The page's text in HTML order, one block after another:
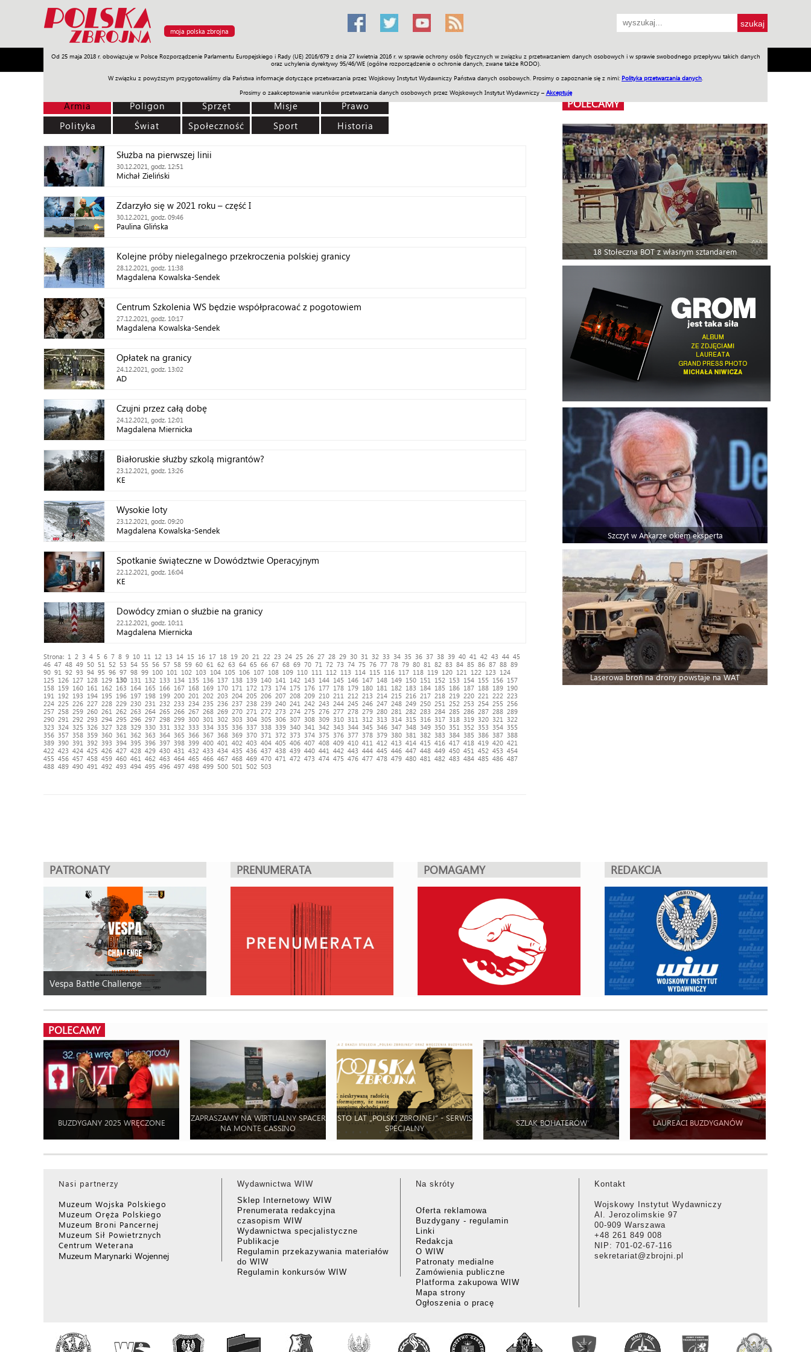
moja polska zbrojna
Od 25 maja 2018 r. obowiązuje w Polsce Rozporządzenie Parlamentu Europejskiego i Rady (UE) 2016/679 z dnia 27 kwietnia 2016 r. w sprawie ochrony osób fizycznych w związku z przetwarzaniem danych osobowych i w sprawie swobodnego przepływu takich danych
oraz uchylenia dyrektywy 95/46/WE (ogólne rozporządzenie o ochronie danych, zwane także RODO).
W związku z powyższym przygotowaliśmy dla Państwa informacje dotyczące przetwarzania przez Wojskowy Instytut Wydawniczy Państwa danych osobowych. Prosimy o zapoznanie się z nimi: Polityka przetwarzania danych
Prosimy o zaakceptowanie warunków przetwarzania danych osobowych przez Wojskowych Instytut Wydawniczy – Akceptuję
Armia Poligon Sprzęt Misje Polityka Prawo Świat Społeczność Sport Historia Galerie Wideo ENGLISH SKLEP Jednodniówki Praca w WIW
Armia Poligon Sprzęt Misje
Prawo
Polityka
Świat Społeczność Sport Historia
Służba na pierwszej linii
30.12.2021, godz. 12:51
Michał Zieliński
Zdarzyło się w 2021 roku – część I
30.12.2021, godz. 09:46
Paulina Glińska
Kolejne próby nielegalnego przekroczenia polskiej granicy
28.12.2021, godz. 11:38
Magdalena Kowalska-Sendek
Centrum Szkolenia WS będzie współpracować z pogotowiem
27.12.2021, godz. 10:17
Magdalena Kowalska-Sendek
Opłatek na granicy
24.12.2021, godz. 13:02
AD
Czujni przez całą dobę
24.12.2021, godz. 12:01
Magdalena Miernicka
Białoruskie służby szkolą migrantów?
23.12.2021, godz. 13:26
KE
Wysokie loty
23.12.2021, godz. 09:20
Magdalena Kowalska-Sendek
Spotkanie świąteczne w Dowództwie Operacyjnym
22.12.2021, godz. 16:04
KE
Dowódcy zmian o służbie na granicy
22.12.2021, godz. 10:11
Magdalena Miernicka
Strona: 1 2 3 4 5 6 7 8 9 10 11 12 13 14 15 16 17 18 19 20 21 22 23 24 25 26 27 28 29 30 31 32 33 34 35 36 37 38 39 40 41 42 43 44 45
46 47 48 49 50 51 52 53 54 55 56 57 58 59 60 61 62 63 64 65 66 67 68 69 70 71 72 73 74 75 76 77 78 79 80 81 82 83 84 85 86 87 88 89
90 91 92 93 94 95 96 97 98 99 100 101 102 103 104 105 106 107 108 109 110 111 112 113 114 115 116 117 118 119 120 121 122 123
124
125
126 127 128 129 130 131 132 133 134 135 136 137 138 139 140 141 142 143 144 145 146 147 148 149 150 151 152 153 154 155 156 157
158 159 160 161 162 163 164 165 166 167 168 169 170 171 172 173 174 175 176 177 178 179 180 181 182 183 184 185 186 187 188 189 190
191
192 193 194 195 196 197 198 199 200 201 202 203 204 205 206 207 208 209 210 211 212 213 214 215 216 217 218 219 220 221 222
223
224 225 226 227 228 229 230 231 232 233 234 235 236 237 238 239 240 241 242 243 244 245 246 247 248 249 250 251 252 253 254 255
256
257 258 259 260 261 262 263 264 265 266 267 268 269 270 271 272 273 274 275 276 277 278 279 280 281 282 283 284 285 286 287 288 289
290 291 292 293 294 295 296 297 298 299 300 301 302 303 304 305 306 307 308 309 310 311 312 313 314 315 316 317 318 319 320 321
322
323
324 325 326 327 328 329 330 331 332 333 334 335 336 337 338 339 340 341 342 343 344 345 346 347 348 349 350 351 352 353 354 355
356 357 358 359 360 361 362 363 364 365 366 367 368 369 370 371 372 373 374 375 376 377 378 379 380 381 382 383 384 385 386 387 388
389 390 391 392 393 394 395 396 397 398 399 400 401 402 403 404 405 406 407 408 409 410 411 412 413 414 415 416 417 418 419 420 421
422 423 424 425 426 427 428 429 430 431 432 433 434 435 436 437 438 439 440 441 442 443 444 445 446 447 448 449 450 451 452 453 454
455 456 457 458 459 460 461 462 463 464 465 466 467 468 469 470 471 472 473 474 475 476 477 478 479 480 481 482 483 484 485 486 487
488 489 490 491 492 493 494 495 496 497 498 499 500 501 502 503
POLECAMY
18 Stołeczna BOT z własnym sztandarem
Szczyt w Ankarze okiem eksperta
Laserowa broń na drony powstaje na WAT
PATRONATY
Vespa Battle Challenge
PRENUMERATA POMAGAMY REDAKCJA
POLECAMY
BUZDYGANY 2025 WRĘCZONE
ZAPRASZAMY NA WIRTUALNY SPACER
NA MONTE CASSINO
STO LAT „POLSKI ZBROJNEJ” - SERWIS
SPECJALNY
SZLAK BOHATERÓW LAUREACI BUZDYGANÓW
Nasi partnerzy
Muzeum Wojska Polskiego
Muzeum Oręża Polskiego
Muzeum Broni Pancernej
Muzeum Sił Powietrznych
Centrum Weterana
Muzeum Marynarki Wojennej
Wydawnictwa WIW
Sklep Internetowy WIW
Prenumerata redakcyjna
czasopism WIW
Wydawnictwa specjalistyczne
Publikacje
Regulamin przekazywania materiałów
do WIW
Regulamin konkursów WIW
Na skróty
Oferta reklamowa
Buzdygany - regulamin
Linki
Redakcja
O WIW
Patronaty medialne
Zamówienia publiczne
Platforma zakupowa WIW
Mapa strony
Ogłoszenia o pracę
Kontakt
Wojskowy Instytut Wydawniczy
Al. Jerozolimskie 97
00-909 Warszawa
+48 261 849 008
NIP: 701-02-67-116
sekretariat@zbrojni.pl